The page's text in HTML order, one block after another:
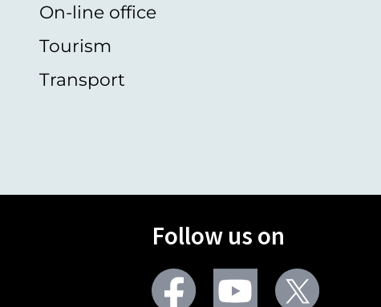
On-line office
Tourism
Transport
Follow us on
Facebook Youtube